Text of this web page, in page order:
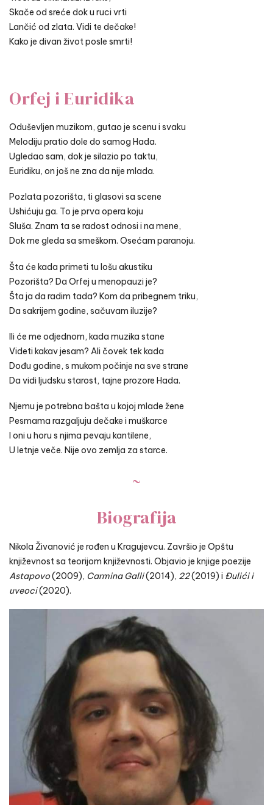
Skače od sreće dok u ruci vrti
Lančić od zlata. Vidi te dečake!
Kako je divan život posle smrti!
Orfej i Euridika
Oduševljen muzikom, gutao je scenu i svaku
Melodiju pratio dole do samog Hada.
Ugledao sam, dok je silazio po taktu,
Euridiku, on još ne zna da nije mlada.
Pozlata pozorišta, ti glasovi sa scene
Ushićuju ga. To je prva opera koju
Sluša. Znam ta se radost odnosi i na mene,
Dok me gleda sa smeškom. Osećam paranoju.
Šta će kada primeti tu lošu akustiku
Pozorišta? Da Orfej u menopauzi je?
Šta ja da radim tada? Kom da pribegnem triku,
Da sakrijem godine, sačuvam iluzije?
Ili će me odjednom, kada muzika stane
Videti kakav jesam? Ali čovek tek kada
Dođu godine, s mukom počinje na sve strane
Da vidi ljudsku starost, tajne prozore Hada.
Njemu je potrebna bašta u kojoj mlade žene
Pesmama razgaljuju dečake i muškarce
I oni u horu s njima pevaju kantilene,
U letnje veče. Nije ovo zemlja za starce.
~
Biografija
Nikola Živanović je rođen u Kragujevcu. Završio je Opštu
književnost sa teorijom književnosti. Objavio je knjige poezije
Astapovo(2009), Carmina Galli(2014), 22(2019) i Đulići i
uveoci(2020).